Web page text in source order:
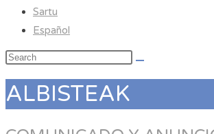
Sartu
Español
ALBISTEAK